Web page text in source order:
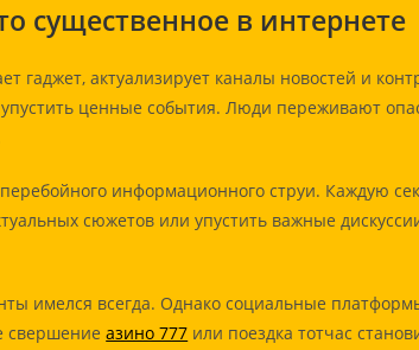
существенное в интернете
гаджет, актуализирует каналы новостей и
ценные события. Люди переживают
информационного струи. Каждую
сюжетов или упустить важные
имелся всегда. Однако социальные
свершениеазино 777 или поездка тотчас